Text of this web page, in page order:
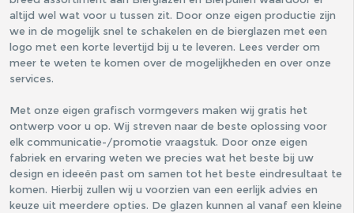
altijd wel wat voor u tussen zit. Door onze eigen productie zijn
we in de mogelijk snel te schakelen en de bierglazen met een
logo met een korte levertijd bij u te leveren. Lees verder om
meer te weten te komen over de mogelijkheden en over onze
services.
Met onze eigen grafisch vormgevers maken wij gratis het
ontwerp voor u op. Wij streven naar de beste oplossing voor
elk communicatie-/promotie vraagstuk. Door onze eigen
fabriek en ervaring weten we precies wat het beste bij uw
design en ideeën past om samen tot het beste eindresultaat te
komen. Hierbij zullen wij u voorzien van een eerlijk advies en
keuze uit meerdere opties. De glazen kunnen al vanaf een kleine